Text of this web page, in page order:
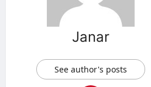
Janar
See author's posts